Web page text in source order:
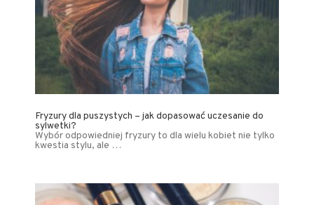
Fryzury dla puszystych – jak dopasować uczesanie do
sylwetki?
Wybór odpowiedniej fryzury to dla wielu kobiet nie tylko
kwestia stylu, ale …